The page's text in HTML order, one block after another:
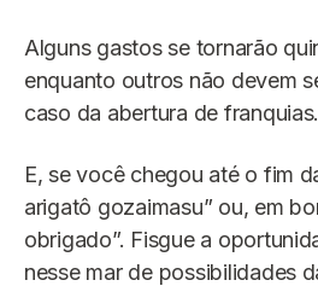
Alguns gastos se tornarão
enquanto outros não devem
caso da abertura de franquias.
E, se você chegou até o fim
arigatô gozaimasu” ou, em
obrigado”. Fisgue a
nesse mar de possibilidades